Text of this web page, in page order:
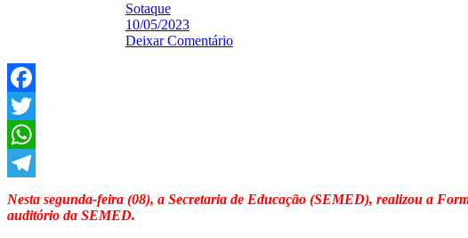
Sotaque
10/05/2023
Deixar Comentário
Facebook
Twitter
WhatsApp
Telegram
Nesta segunda-feira (08), a Secretaria de Educação (SEMED), realizou a
auditório da SEMED.